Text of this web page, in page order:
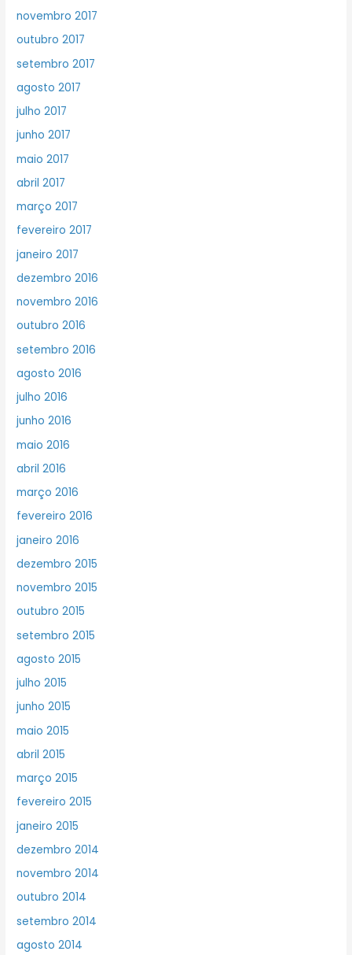
novembro 2017
outubro 2017
setembro 2017
agosto 2017
julho 2017
junho 2017
maio 2017
abril 2017
março 2017
fevereiro 2017
janeiro 2017
dezembro 2016
novembro 2016
outubro 2016
setembro 2016
agosto 2016
julho 2016
junho 2016
maio 2016
abril 2016
março 2016
fevereiro 2016
janeiro 2016
dezembro 2015
novembro 2015
outubro 2015
setembro 2015
agosto 2015
julho 2015
junho 2015
maio 2015
abril 2015
março 2015
fevereiro 2015
janeiro 2015
dezembro 2014
novembro 2014
outubro 2014
setembro 2014
agosto 2014